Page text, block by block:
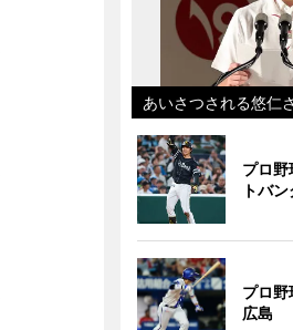
あいさつされる悠仁
プロ
トバン
プロ
広島